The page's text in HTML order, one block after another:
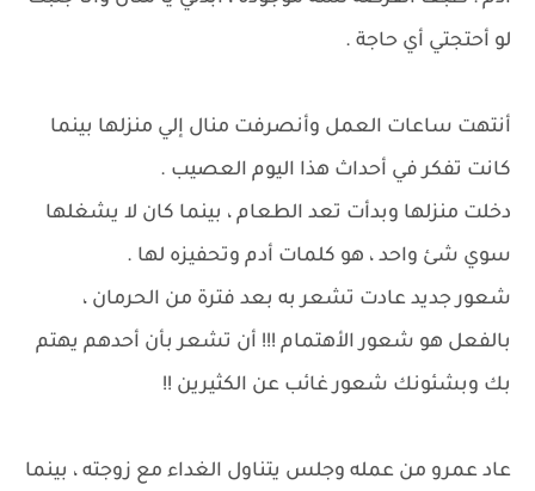
لو أحتجتي أي حاجة .
أنتهت ساعات العمل وأنصرفت منال إلي منزلها بينما
كانت تفكر في أحداث هذا اليوم العصيب .
دخلت منزلها وبدأت تعد الطعام ، بينما كان لا يشغلها
سوي شئ واحد ، هو كلمات أدم وتحفيزه لها .
شعور جديد عادت تشعر به بعد فترة من الحرمان ،
بالفعل هو شعور الأهتمام !!! أن تشعر بأن أحدهم يهتم
بك وبشئونك شعور غائب عن الكثيرين !!
عاد عمرو من عمله وجلس يتناول الغداء مع زوجته ، بينما